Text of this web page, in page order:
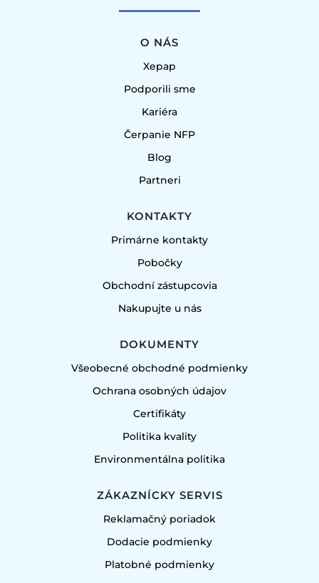
O NÁS
Xepap
Podporili sme
Kariéra
Čerpanie NFP
Blog
Partneri
KONTAKTY
Primárne kontakty
Pobočky
Obchodní zástupcovia
Nakupujte u nás
DOKUMENTY
Všeobecné obchodné podmienky
Ochrana osobných údajov
Certifikáty
Politika kvality
Environmentálna politika
ZÁKAZNÍCKY SERVIS
Reklamačný poriadok
Dodacie podmienky
Platobné podmienky